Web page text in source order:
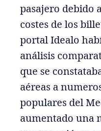
pasajero debido
costes de los
portal Idealo
análisis
que se
aéreas a
populares del
aumentado una